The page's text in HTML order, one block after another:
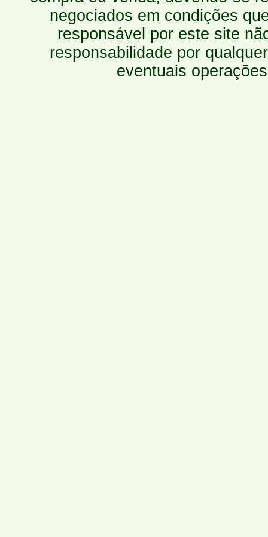
negociados em condições
responsável por este site
responsabilidade por
eventuais